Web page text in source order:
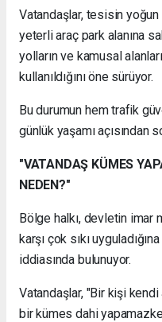
Vatandaşlar, tesisin
yeterli araç park alanına
yolların ve kamusal
kullanıldığını öne sürüyor.
Bu durumun hem trafik
günlük yaşamı açısından
"VATANDAŞ KÜMES
NEDEN?"
Bölge halkı, devletin imar
karşı çok sıkı
iddiasında bulunuyor.
Vatandaşlar, "Bir kişi kendi
bir kümes dahi